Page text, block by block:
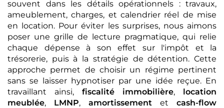
souvent dans les détails opérationnels : travaux,
ameublement, charges, et calendrier réel de mise
en location. Pour éviter les surprises, nous aimons
poser une grille de lecture pragmatique, qui relie
chaque dépense à son effet sur l'impôt et la
trésorerie, puis à la stratégie de détention. Cette
approche permet de choisir un régime pertinent
sans se laisser hypnotiser par une idée reçue. En
travaillant ainsi, fiscalité immobilière, location
meublée, LMNP, amortissement et cash-flow